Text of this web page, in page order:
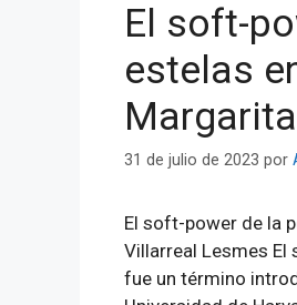
El soft-
estelas
31 de julio de 2023 por
El soft-power de la
Villarreal Lesmes
fue un término